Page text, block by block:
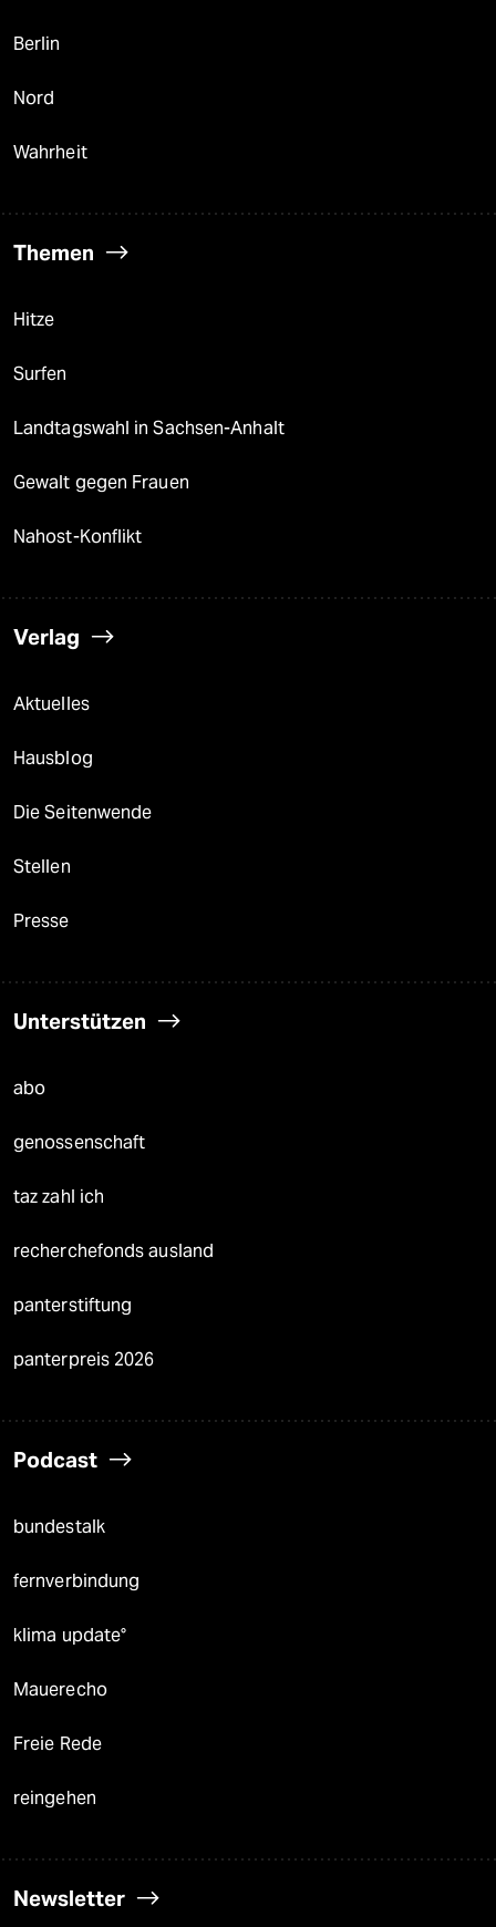
Berlin
Nord
Wahrheit
Themen
Hitze
Surfen
Landtagswahl in Sachsen-Anhalt
Gewalt gegen Frauen
Nahost-Konflikt
Verlag
Aktuelles
Hausblog
Die Seitenwende
Stellen
Presse
Unterstützen
abo
genossenschaft
taz zahl ich
recherchefonds ausland
panterstiftung
panterpreis 2026
Podcast
bundestalk
fernverbindung
klima update°
Mauerecho
Freie Rede
reingehen
Newsletter